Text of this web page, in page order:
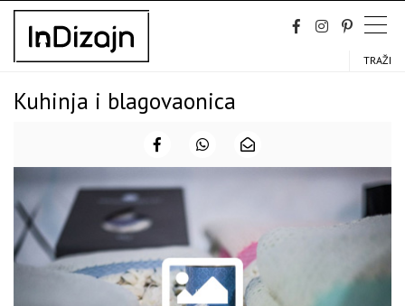
Skip
content
TRAŽI
Kuhinja i blagovaonica